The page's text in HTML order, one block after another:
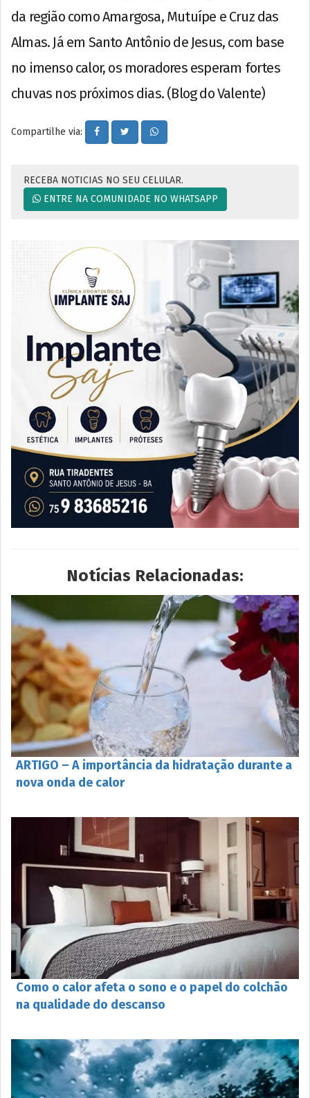
da região como Amargosa, Mutuípe e Cruz das
Almas. Já em Santo Antônio de Jesus, com base
no imenso calor, os moradores esperam fortes
chuvas nos próximos dias. (Blog do Valente)
Compartilhe via:
RECEBA NOTICIAS NO SEU CELULAR.
ENTRE NA COMUNIDADE NO WHATSAPP
Notícias Relacionadas:
ARTIGO – A importância da hidratação durante a
nova onda de calor
Como o calor afeta o sono e o papel do colchão
na qualidade do descanso